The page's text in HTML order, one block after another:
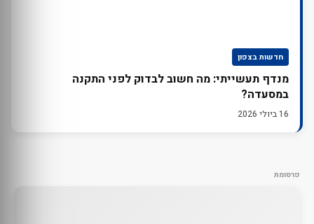
חדשות בצפון
מנדף תעשייתי: מה חשוב לבדוק לפני התקנה
במסעדה?
16 ביולי 2026
פרסומת